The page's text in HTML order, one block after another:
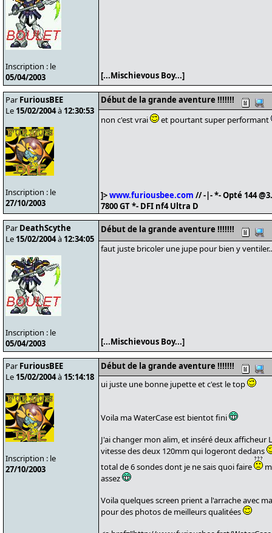
Inscription : le
05/04/2003
[...Mischievous Boy...]
Par FuriousBEE
Le 15/02/2004à 12:30:53
Inscription : le
27/10/2003
Début de la grande aventure !!!!!!!
non c'est vrai
et pourtant super performant
]>www.furiousbee.com // -|- *- Opté 144
7800 GT *- DFI nf4 Ultra D
Par DeathScythe
Le 15/02/2004à 12:34:05
Inscription : le
05/04/2003
Début de la grande aventure !!!!!!!
faut juste bricoler une jupe pour bien y
[...Mischievous Boy...]
Par FuriousBEE
Le 15/02/2004à 15:14:18
Inscription : le
27/10/2003
Début de la grande aventure !!!!!!!
ui juste une bonne jupette et c'est le top
Voila ma WaterCase est bientot fini
J'ai changer mon alim, et inséré deux afficheur
vitesse des deux 120mm qui logeront dedans
total de 6 sondes dont je ne sais quoi faire
assez
Voila quelques screen prient a l'arrache avec
pour des photos de meilleurs qualitées